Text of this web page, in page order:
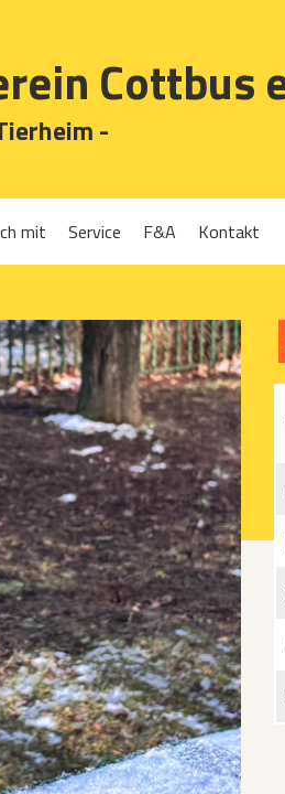
Cottbus
-
mit
werden
Bundesfreiwilligendienst/Praktikum
vorlesen
Service
Tierpension
F&A Kontakt